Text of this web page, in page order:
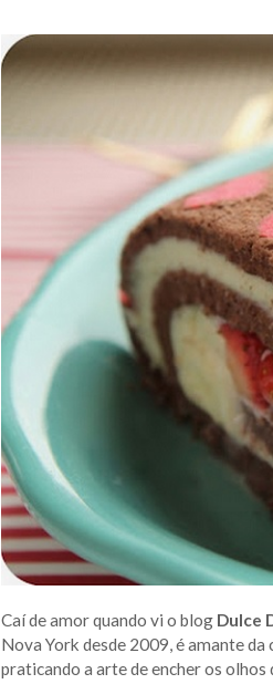
Caí de amor quando vi o blog Dulce
Nova York desde 2009, é amante
praticando a arte de encher os olhos